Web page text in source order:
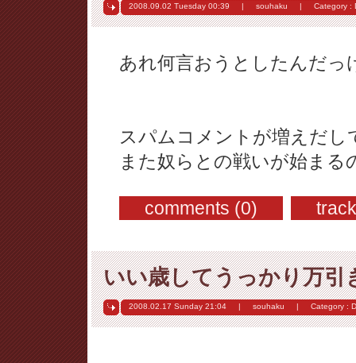
2008.09.02 Tuesday 00:39 | souhaku | Category :
あれ何言おうとしたんだっ
スパムコメントが増えだし
また奴らとの戦いが始まる
comments (0)
いい歳してうっかり万
2008.02.17 Sunday 21:04 | souhaku | Category :